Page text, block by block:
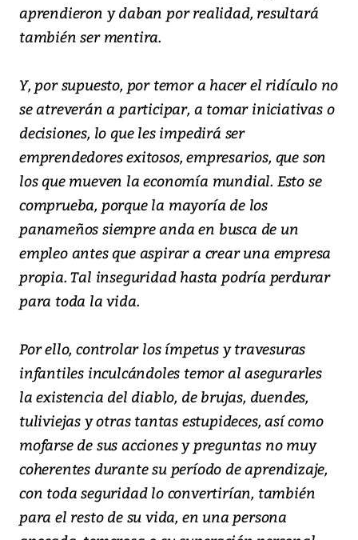
aprendieron y daban por realidad, resultará
también ser mentira.
Y, por supuesto, por temor a hacer el ridículo no
se atreverán a participar, a tomar iniciativas o
decisiones, lo que les impedirá ser
emprendedores exitosos, empresarios, que son
los que mueven la economía mundial. Esto se
comprueba, porque la mayoría de los
panameños siempre anda en busca de un
empleo antes que aspirar a crear una empresa
propia. Tal inseguridad hasta podría perdurar
para toda la vida.
Por ello, controlar los ímpetus y travesuras
infantiles inculcándoles temor al asegurarles
la existencia del diablo, de brujas, duendes,
tuliviejas y otras tantas estupideces, así como
mofarse de sus acciones y preguntas no muy
coherentes durante su período de aprendizaje,
con toda seguridad lo convertirían, también
para el resto de su vida, en una persona